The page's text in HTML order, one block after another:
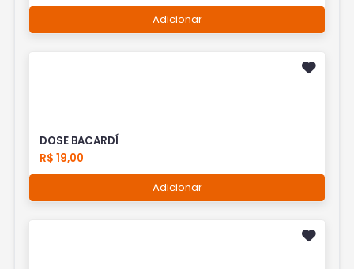
Adicionar
DOSE BACARDÍ
R$ 19,00
Adicionar